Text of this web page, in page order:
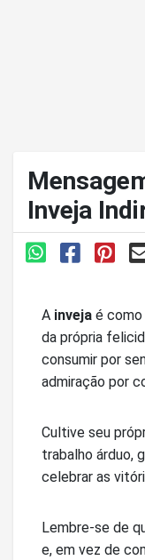
Inveja
A inveja é como
da própria
consumir por
admiração por
Cultive seu
trabalho árduo,
celebrar as
Lembre-se de
e, em vez de